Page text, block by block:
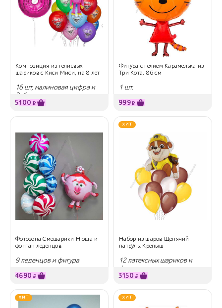
Композиция из гелиевых
шариков с Киси Миси, на 8 лет
16 шт, малиновая цифра и
Зубастик
5100 ₽
Фигура с гелием Карамелька из
Три Кота, 86 см
1 шт.
999₽
Фотозона Смешарики Нюша и
фонтан леденцов
9 леденцов и фигура
4690 ₽
ХИТ
Набор из шаров Щенячий
патруль: Крепыш
12 латексных шариков и
фигура
3150 ₽
ХИТ ХИТ